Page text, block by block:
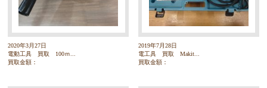
2020年3月27日
電動工具 買取 100ｍ...
買取金額：
2019年7月28日
電工具 買取 Makit...
買取金額：